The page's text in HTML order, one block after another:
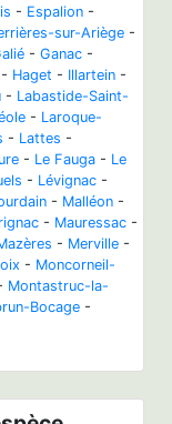
- Espalion -
sur-Ariège -
- Ganac -
- Haget - Illartein -
- Labastide-Saint-
- Laroque-
- Lattes -
- Le Fauga - Le
- Lévignac -
- Malléon -
- Mauressac -
- Merville -
- Moncorneil-
Montastruc-la-
Bocage -